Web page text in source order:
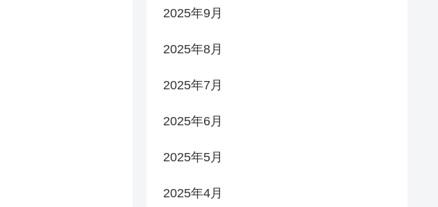
2025年9月
2025年8月
2025年7月
2025年6月
2025年5月
2025年4月